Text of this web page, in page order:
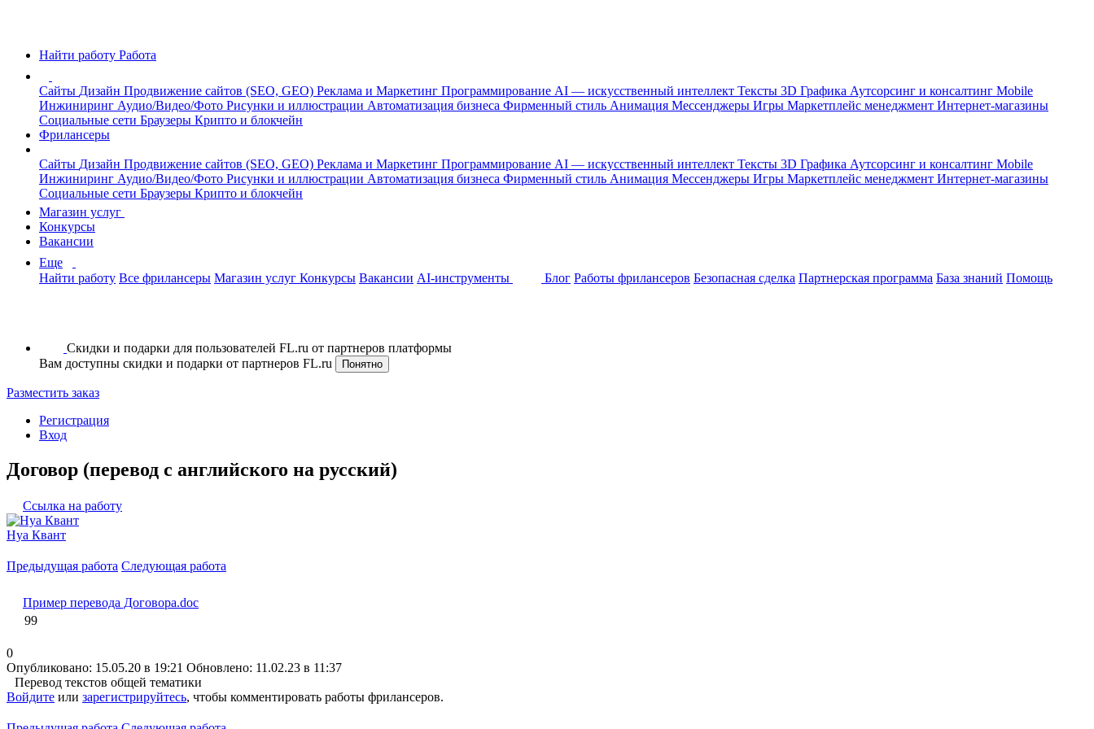
Найти работу Работа
Сайты Дизайн Продвижение сайтов (SEO, GEO) Реклама и Маркетинг Программирование AI — искусственный интеллект Тексты 3D Графика Аутсорсинг и консалтинг Mobile
Инжиниринг Аудио/Видео/Фото Рисунки и иллюстрации Автоматизация бизнеса Фирменный стиль Анимация Мессенджеры Игры Маркетплейс менеджмент Интернет-магазины
Социальные сети Браузеры Крипто и блокчейн
Фрилансеры
Сайты Дизайн Продвижение сайтов (SEO, GEO) Реклама и Маркетинг Программирование AI — искусственный интеллект Тексты 3D Графика Аутсорсинг и консалтинг Mobile
Инжиниринг Аудио/Видео/Фото Рисунки и иллюстрации Автоматизация бизнеса Фирменный стиль Анимация Мессенджеры Игры Маркетплейс менеджмент Интернет-магазины
Социальные сети Браузеры Крипто и блокчейн
Магазин услуг
Конкурсы
Вакансии
Еще
Найти работу Все фрилансеры Магазин услуг Конкурсы Вакансии AI-инструменты Блог Работы фрилансеров Безопасная сделка Партнерская программа База знаний Помощь
Скидки и подарки для пользователей FL.ru от партнеров платформы
Вам доступны скидки и подарки от партнеров FL.ru
Понятно
Разместить заказ
Регистрация
Вход
Договор (перевод с английского на русский)
Ссылка на работу
Нуа Квант
Предыдущая работа Следующая работа
Пример перевода Договора.doc
99
0
Опубликовано: 15.05.20 в 19:21 Обновлено: 11.02.23 в 11:37
Перевод текстов общей тематики
Войдите или зарегистрируйтесь, чтобы комментировать работы фрилансеров.